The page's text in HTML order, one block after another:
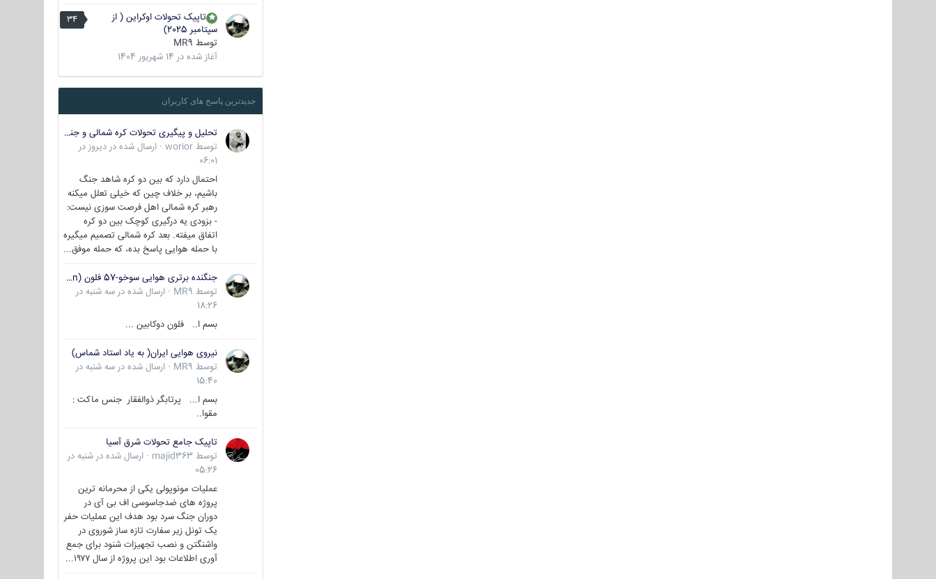
34
تاپیک تحولات اوکراین ( از
سپتامبر 2025)
توسط MR9
آغاز شده در 14 شهریور 1404
جدیدترین پاسخ های کاربران
تحلیل و پیگیری تحولات کره شمالی و جنوبی
توسط worior
· ارسال شده در دیروز در
06:01
احتمال دارد که بین دو کره شاهد جنگ
باشیم، بر خلاف چین که خیلی تعلل میکنه
رهبر کره شمالی اهل فرصت سوزی نیست:
- بزودی یه درگیری کوچک بین دو کره
اتفاق میفته. بعد کره شمالی تصمیم میگیره
با حمله هوایی پاسخ بده، که حمله موفق...
جنگنده برتری هوایی سوخو-57 فلون (Su-57/Felon)
توسط MR9
· ارسال شده در سه شنبه در
18:26
بسم ا.. فلون دوکابین ...
نیروی هوایی ایران( به یاد استاد شماس)
توسط MR9
· ارسال شده در سه شنبه در
15:40
بسم ا... پرتابگر ذوالفقار جنس ماکت :
مقوا..
تاپیک جامع تحولات شرق آسیا
توسط majid363
· ارسال شده در شنبه در
05:26
عملیات مونوپولی یکی از محرمانه ترین
پروژه های ضدجاسوسی اف بی آی در
دوران جنگ سرد بود هدف این عملیات حفر
یک تونل زیر سفارت تازه ساز شوروی در
واشنگتن و نصب تجهیزات شنود برای جمع
آوری اطلاعات بود این پروژه از سال ۱۹۷۷...